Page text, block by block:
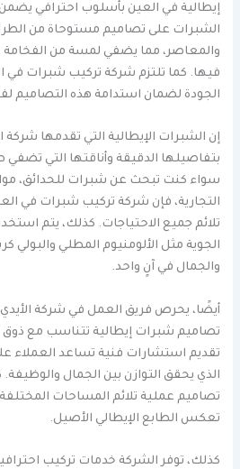
إيطالية في العين بأسلوب احترافي
الشبرات على تصاميم مستوحاة من
والمعاصر، مما يضفي لمسة من الفخامة
فيها. كما تلتزم شركة تركيب شبرات في
الجودة لضمان استدامة هذه التصاميم
إن الشبرات الإيطالية التي تقدمها شركة
بتفاصيلها الدقيقة وأناقتها التي تضفي
سواء كنت تبحث عن شبرات للحدائق،
التجارية، فإن شركة تركيب شبرات في
تلائم جميع الاحتياجات. كذلك، يتم
الجوية مثل الألومنيوم المطلي والبولي
والجمال في آنٍ واحد.
أيضًا، يحرص فريق العمل في شركة الأيدي
تصاميم شبرات إيطالية تتناسب مع ذوق
تقديم استشارات فنية تساعد العملاء
الذي يحقق التوازن بين الجمال والوظيفة.
تصاميم عملية تلائم المساحات
تعكس الطابع الإيطالي الأصيل.
كذلك، توفر الشركة خدمات تركيب